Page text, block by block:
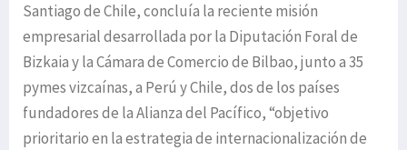
Santiago de Chile, concluía la reciente misión
empresarial desarrollada por la Diputación Foral de
Bizkaia y la Cámara de Comercio de Bilbao, junto a 35
pymes vizcaínas, a Perú y Chile, dos de los países
fundadores de la Alianza del Pacífico, “objetivo
prioritario en la estrategia de internacionalización de